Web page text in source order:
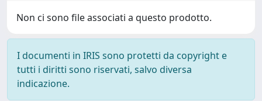
Non ci sono file associati a questo prodotto.
I documenti in IRIS sono protetti da copyright e
tutti i diritti sono riservati, salvo diversa
indicazione.